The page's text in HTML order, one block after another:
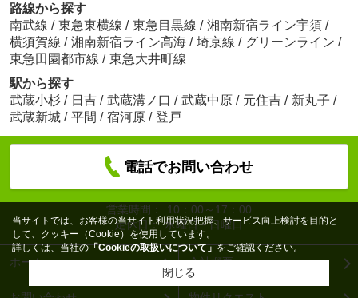
路線から探す
南武線 / 東急東横線 / 東急目黒線 / 湘南新宿ライン宇須 /
横須賀線 / 湘南新宿ライン高海 / 埼京線 / グリーンライン /
東急田園都市線 / 東急大井町線
駅から探す
武蔵小杉 / 日吉 / 武蔵溝ノ口 / 武蔵中原 / 元住吉 / 新丸子 /
武蔵新城 / 平間 / 宿河原 / 登戸
電話でお問い合わせ
営業時間：
10：00～17：00
定休日： 水曜日・日曜日
ホーム 会社概要
当サイトでは、お客様の当サイト利用状況把握、サービス向上検討を目的と
して、クッキー（Cookie）を使用しています。
詳しくは、当社の「Cookieの取扱いについて」をご確認ください。
閉じる